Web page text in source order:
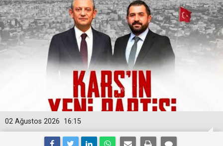
16:15
02 Ağustos 2026